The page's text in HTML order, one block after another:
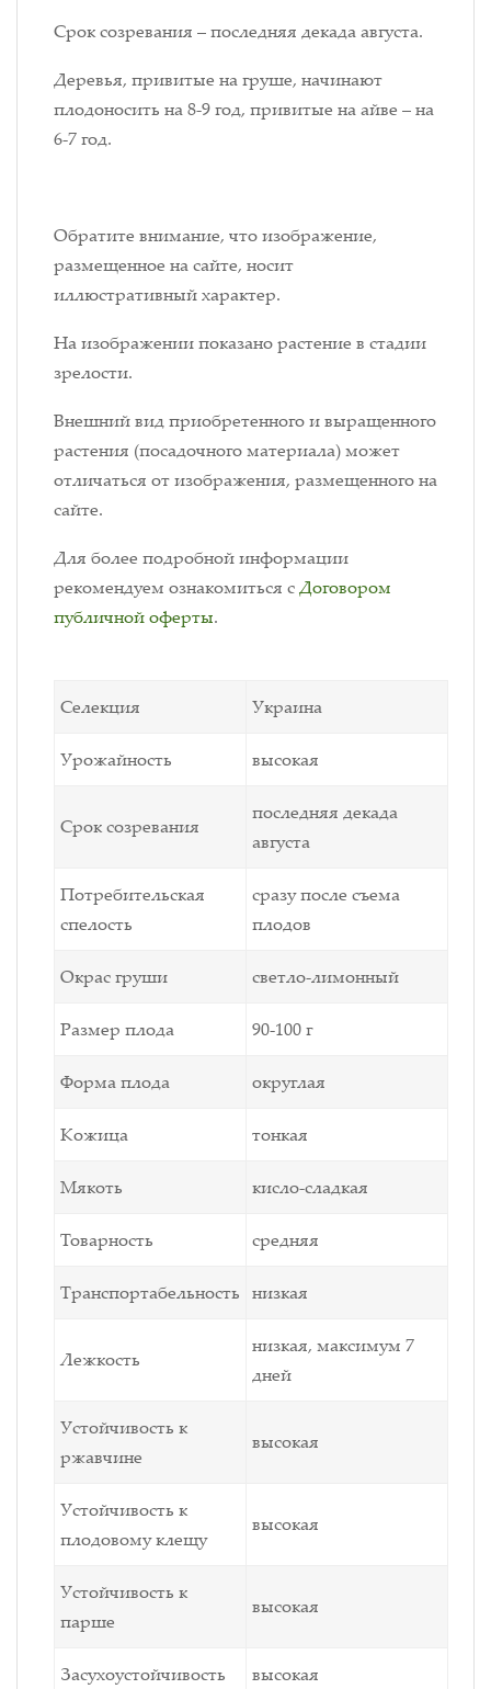
Срок созревания – последняя декада августа.
Деревья, привитые на груше, начинают
плодоносить на 8-9 год, привитые на айве – на
6-7 год.
Обратите внимание, что изображение,
размещенное на сайте, носит
иллюстративный характер.
На изображении показано растение в стадии
зрелости.
Внешний вид приобретенного и выращенного
растения (посадочного материала) может
отличаться от изображения, размещенного на
сайте.
Для более подробной информации
рекомендуем ознакомиться сДоговором
публичной оферты.
Селекция Украина
Урожайность высокая
Срок созревания
последняя декада
августа
Потребительская
спелость
сразу после съема
плодов
Окрас груши светло-лимонный
Размер плода 90-100 г
Форма плода округлая
Кожица тонкая
Мякоть кисло-сладкая
Товарность средняя
Транспортабельность низкая
Лежкость
низкая, максимум 7
дней
Устойчивость к
ржавчине
высокая
Устойчивость к
плодовому клещу
высокая
Устойчивость к
парше
высокая
Засухоустойчивость высокая